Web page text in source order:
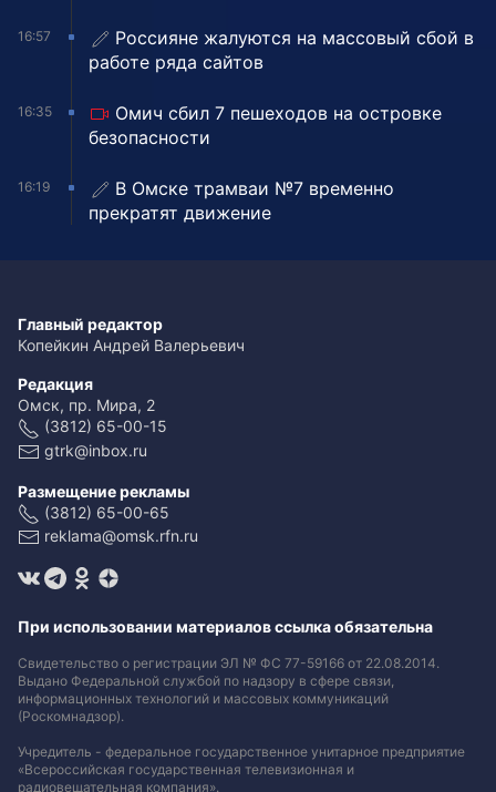
16:57
Россияне жалуются на массовый сбой в
работе ряда сайтов
16:35
Омич сбил 7 пешеходов на островке
безопасности
16:19
В Омске трамваи №7 временно
прекратят движение
Главный редактор
Копейкин Андрей Валерьевич
Редакция
Омск, пр. Мира, 2
(3812) 65-00-15
gtrk@inbox.ru
Размещение рекламы
(3812) 65-00-65
reklama@omsk.rfn.ru
При использовании материалов ссылка обязательна
Свидетельство о регистрации ЭЛ № ФС 77-59166 от 22.08.2014.
Выдано Федеральной службой по надзору в сфере связи,
информационных технологий и массовых коммуникаций
(Роскомнадзор).
Учредитель - федеральное государственное унитарное предприятие
«Всероссийская государственная телевизионная и
радиовещательная компания».